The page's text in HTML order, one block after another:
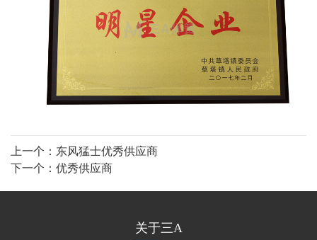
上一个： 东风猛士优秀供应商
下一个： 优秀供应商
关于三A